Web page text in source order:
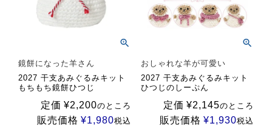
鏡餅になった羊さん
2027 干支あみぐるみキット
もちもち鏡餅ひつじ
定価 ¥2,200のところ
販売価格 ¥1,980税込
おしゃれな羊が可愛い
2027 干支あみぐるみキット
ひつじのしーぷん
定価 ¥2,145のところ
販売価格 ¥1,930税込